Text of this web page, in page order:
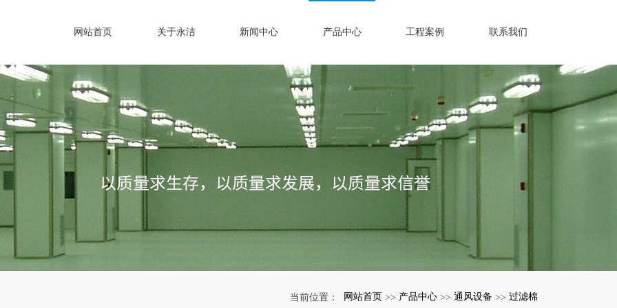
网站首页 关于永洁 新闻中心 产品中心 工程案例 联系我们
当前位置： 网站首页 >> 产品中心 >> 通风设备 >> 过滤棉